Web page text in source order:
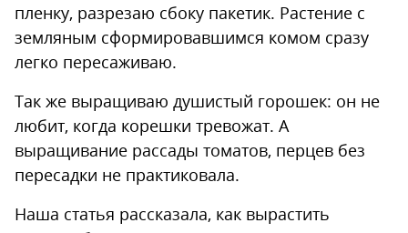
пленку, разрезаю сбоку пакетик. Растение с
земляным сформировавшимся комом сразу
легко пересаживаю.
Так же выращиваю душистый горошек: он не
любит, когда корешки тревожат. А
выращивание рассады томатов, перцев без
пересадки не практиковала.
Наша статья рассказала, как вырастить